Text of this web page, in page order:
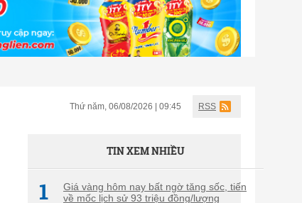
Thứ năm, 06/08/2026 | 09:45 RSS
TIN XEM NHIỀU
1
Giá vàng hôm nay bất ngờ tăng sốc, tiến
về mốc lịch sử 93 triệu đồng/lượng